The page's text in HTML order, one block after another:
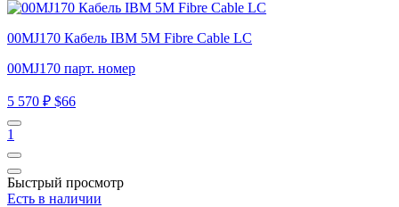
00MJ170 Кабель IBM 5M Fibre Cable LC
00MJ170 парт. номер
5 570 ₽ $66
1
Быстрый просмотр
Есть в наличии